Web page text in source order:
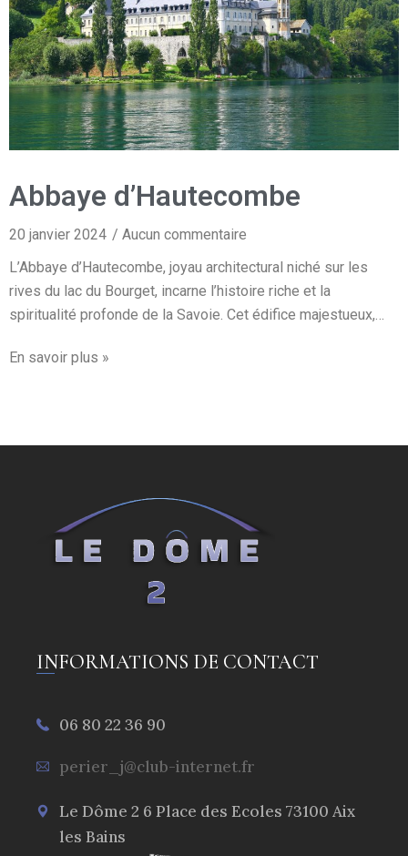
Abbaye d’Hautecombe
20 janvier 2024
Aucun commentaire
L’Abbaye d’Hautecombe, joyau architectural niché sur les
rives du lac du Bourget, incarne l’histoire riche et la
spiritualité profonde de la Savoie. Cet édifice majestueux,…
En savoir plus »
INFORMATIONS DE CONTACT
06 80 22 36 90
perier_j@club-internet.fr
Le Dôme 2 6 Place des Ecoles 73100 Aix
les Bains